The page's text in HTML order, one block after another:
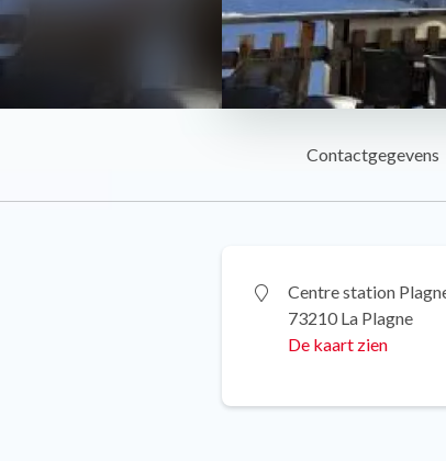
Contactgegevens
Centre station
73210 La Plagne
De kaart zien